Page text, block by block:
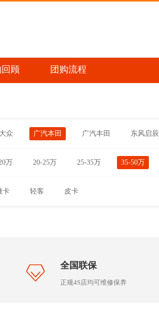
回顾 团购流程
众 广汽本田 广汽丰田 东风启辰
万 20-25万 25-35万 35-50万
卡 轻客 皮卡
全国联保
正规4S店均可维修保养